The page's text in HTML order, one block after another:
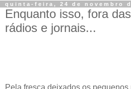
quinta-feira, 24 de novembro
Enquanto isso, fora
rádios e jornais...